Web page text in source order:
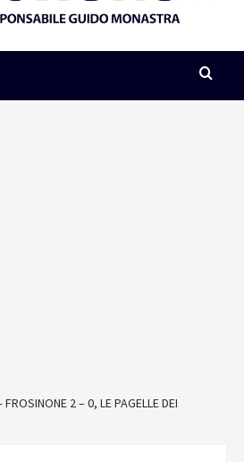
FROSINONE 2 – 0, LE PAGELLE DEI